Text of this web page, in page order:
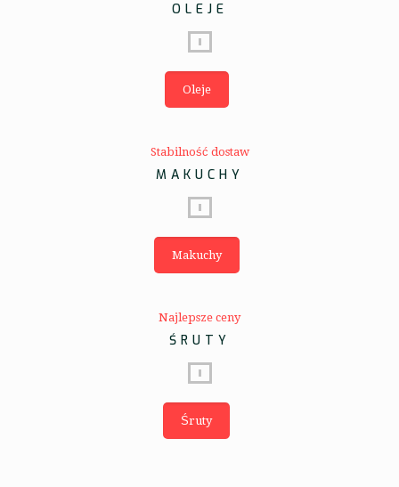
OLEJE
Oleje
Stabilność dostaw
MAKUCHY
Makuchy
Najlepsze ceny
ŚRUTY
Śruty